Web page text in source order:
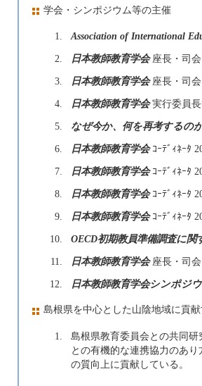
学会・シンポジウム等の主催
1. Association of International
2.
日本教師教育学会座長・司会
3.
日本教師教育学会座長・司会
4.
日本教師教育学会実行委員長
5.
なぜ今か、何を再考するの
6.
日本教師教育学会ｺｰﾃﾞｨﾈｰﾀ
7.
日本教師教育学会ｺｰﾃﾞｨﾈｰﾀ
8.
日本教師教育学会ｺｰﾃﾞｨﾈｰﾀ
9.
日本教師教育学会ｺｰﾃﾞｨﾈｰﾀ
10.
OECD初期教員準備調査に
11.
日本教師教育学会座長・司会
12.
日本教師教育学会シンポジ
島根県を中心とした山陰地域に貢
1.
島根県教育委員会との共同
との有機的な連携協力のあ
の質向上に貢献している。